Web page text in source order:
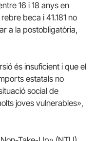
16 i 18 anys en
beca i 41.181 no
a la postobligatòria,
és insuficient i que el
estatals no
social de
joves vulnerables»,